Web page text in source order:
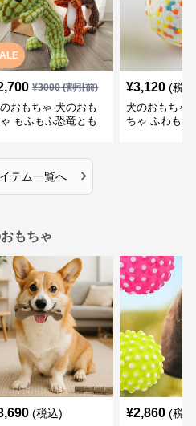
¥3000(割引前)
おもちゃ 犬のおも
もふもふ恐竜とも
¥3,120 (税
犬のおもちゃ
ちゃ ふわもこ
テム一覧へ ›
もちゃ
(税込) ¥2,860 (税